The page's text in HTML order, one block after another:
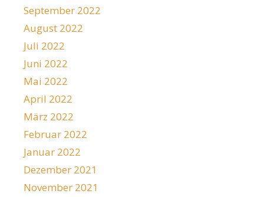
September 2022
August 2022
Juli 2022
Juni 2022
Mai 2022
April 2022
März 2022
Februar 2022
Januar 2022
Dezember 2021
November 2021